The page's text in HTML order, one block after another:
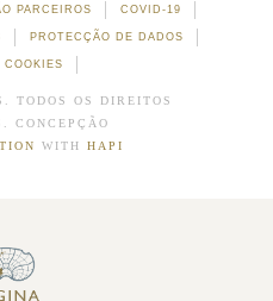
PARCEIROS COVID-19
PROTECÇÃO DE DADOS
COOKIES
TODOS OS DIREITOS
CONCEPÇÃO
WITH HAPI